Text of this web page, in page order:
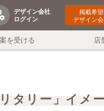
デザイン会社
ログイン
掲載希
デザイン
を受ける 店
タリー」イメ